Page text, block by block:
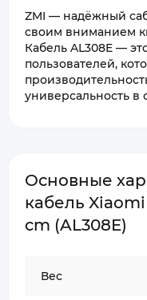
ZMI — надёжный
своим вниманием
Кабель AL308E —
пользователей,
универсальность в
Основные
кабель Xiaomi
cm (AL308E)
Вес